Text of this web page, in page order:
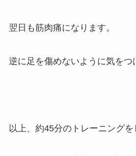
翌日も筋肉痛になります。
逆に足を傷めないように気をつ
以上、約45分のトレーニングを